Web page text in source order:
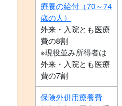
療養の給付（70～74
歳の人）
外来・入院とも医療
費の8割
※現役並み所得者は
外来・入院とも医療
費の7割
保険外併用療養費